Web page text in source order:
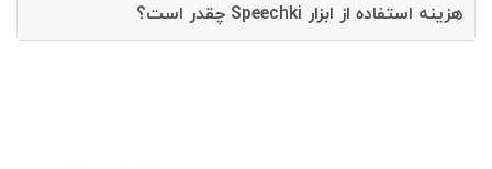
هزینه استفاده از ابزار Speechki چقدر است؟